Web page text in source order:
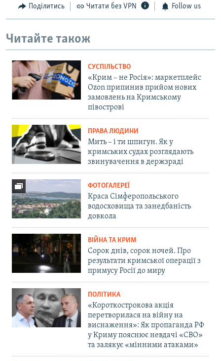
Поділитись Читати без VPN Follow us
Читайте також
СУСПІЛЬСТВО
«Крим – не Росія»: маркетплейс
Ozon припинив прийом нових
замовлень на Кримському
півострові
ПРАВА ЛЮДИНИ
Мить – і ти шпигун. Як у
кримських судах розглядають
звинувачення в держзраді
ФОТОГАЛЕРЕЇ
Краса Сімферопольського
водосховища та занедбаність
довкола
ВІЙНА ТА КРИМ
Сорок днів, сорок ночей. Про
результати кримської операції з
примусу Росії до миру
ПОЛІТИКА
«Короткострокова акція
перетворилася на війну на
виснаження»: Як пропаганда РФ
у Криму пояснює невдачі «СВО»
та залякує «мінними атаками»